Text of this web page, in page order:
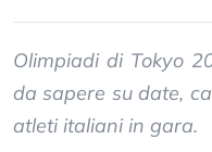
Olimpiadi di Tokyo
da sapere su date,
atleti italiani in gara.